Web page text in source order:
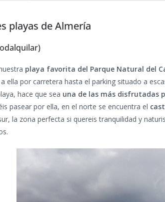
playas de Almería
playa favorita del Parque Natural del
ella por carretera hasta el parking situado a
hace que sea una de las más disfrutadas
pasear por ella, en el norte se encuentra el
la zona perfecta si quereis tranquilidad y